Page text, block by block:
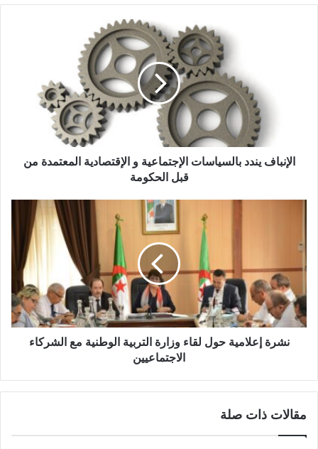
الوي
ب
الإنباف يندد بالسياسات الإجتماعية و الإقتصادية المعتمدة من
قبل الحكومة
نشرة إعلامية حول لقاء وزارة التربية الوطنية مع الشركاء
الاجتماعيين
مقالات ذات صلة